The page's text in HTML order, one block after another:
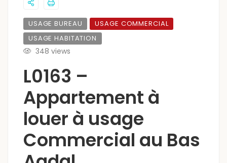
USAGE BUREAU
USAGE COMMERCIAL
USAGE HABITATION
348 views
L0163 –
Appartement à
louer à usage
Commercial au Bas